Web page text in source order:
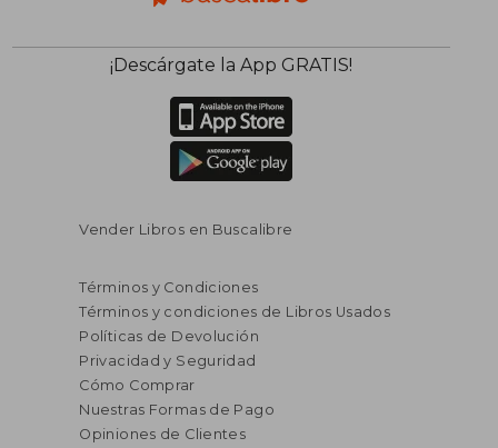
¡Descárgate la App GRATIS!
Vender Libros en Buscalibre
Términos y Condiciones
Términos y condiciones de Libros Usados
Políticas de Devolución
Privacidad y Seguridad
Cómo Comprar
Nuestras Formas de Pago
Opiniones de Clientes